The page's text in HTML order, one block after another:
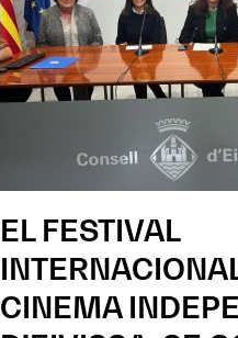
EL FESTIVAL
CINEMA